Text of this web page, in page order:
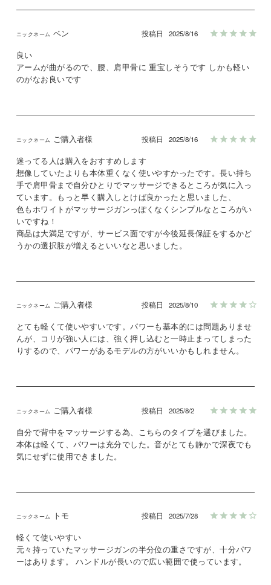
ベン 投稿日 2025/8/16
良い
アームが曲がるので、腰、肩甲骨に 重宝しそうです しかも軽い
のがなお良いです
ご購入者様 投稿日 2025/8/16
迷ってる人は購入をおすすめします
想像していたよりも本体重くなく使いやすかったです。長い持ち
手で肩甲骨まで自分ひとりでマッサージできるところが気に入っ
ています。もっと早く購入しとけば良かったと思いました、
色もホワイトがマッサージガンっぽくなくシンプルなところがい
いですね！
商品は大満足ですが、サービス面ですが今後延長保証をするかど
うかの選択肢が増えるといいなと思いました。
ご購入者様 投稿日 2025/8/10
とても軽くて使いやすいです。パワーも基本的には問題ありませ
んが、コリが強い人には、強く押し込むと一時止まってしまった
りするので、パワーがあるモデルの方がいいかもしれません。
ご購入者様 投稿日 2025/8/2
自分で背中をマッサージする為、こちらのタイプを選びました。
本体は軽くて、パワーは充分でした。音がとても静かで深夜でも
気にせずに使用できました。
トモ 投稿日 2025/7/28
軽くて使いやすい
元々持っていたマッサージガンの半分位の重さですが、十分パワ
ーはあります。 ハンドルが長いので広い範囲で使っています。